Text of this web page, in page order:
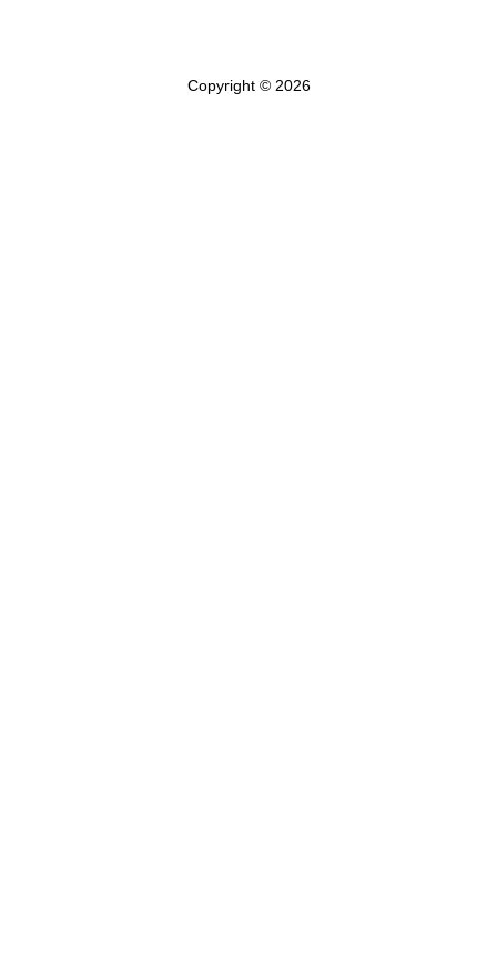
Copyright © 2026